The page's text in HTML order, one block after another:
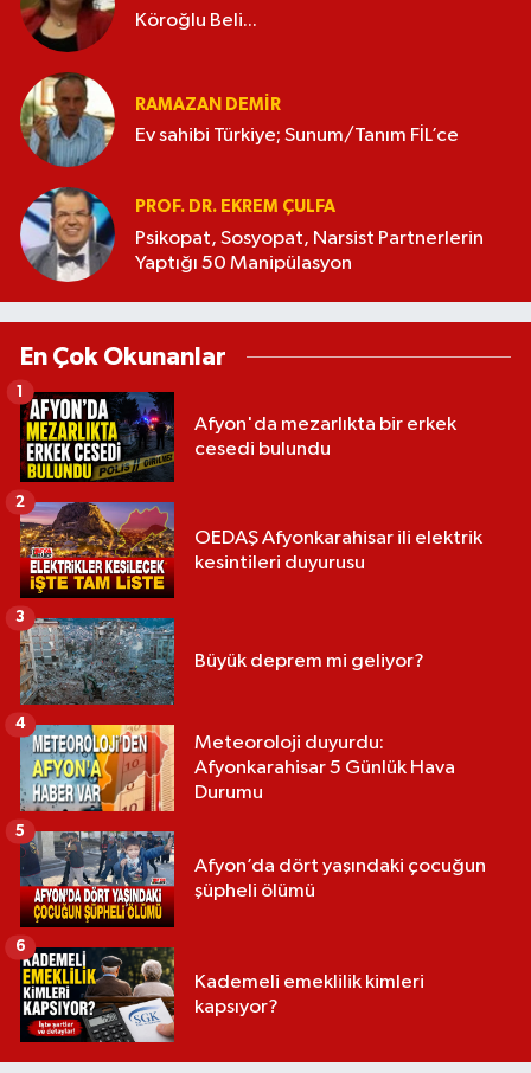
Köroğlu Beli...
RAMAZAN DEMİR
Ev sahibi Türkiye; Sunum/Tanım FİL’ce
PROF. DR. EKREM ÇULFA
Psikopat, Sosyopat, Narsist Partnerlerin
Yaptığı 50 Manipülasyon
En Çok Okunanlar
Afyon'da mezarlıkta bir erkek
cesedi bulundu
1
OEDAŞ Afyonkarahisar ili elektrik
kesintileri duyurusu
2
Büyük deprem mi geliyor?
3
Meteoroloji duyurdu:
Afyonkarahisar 5 Günlük Hava
Durumu
4
Afyon’da dört yaşındaki çocuğun
şüpheli ölümü
5
Kademeli emeklilik kimleri
kapsıyor?
6